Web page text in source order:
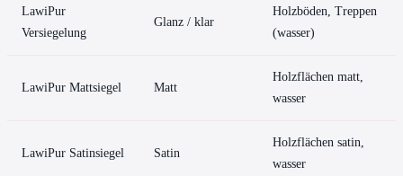
LawiPur
Versiegelung
Glanz / klar
Holzböden, Treppen
(wasser)
LawiPur Mattsiegel Matt
Holzflächen matt,
wasser
LawiPur Satinsiegel Satin
Holzflächen satin,
wasser